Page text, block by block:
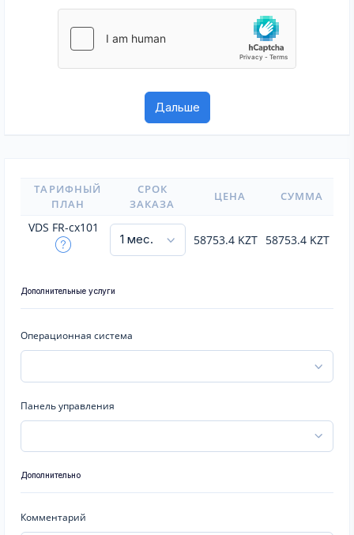
ТАРИФНЫЙ
ПЛАН
СРОК
ЗАКАЗА
ЦЕНА СУММА
VDS FR-cx101
58753.4 KZT 58753.4 KZT
Дополнительные услуги
Операционная система
Панель управления
Дополнительно
Комментарий